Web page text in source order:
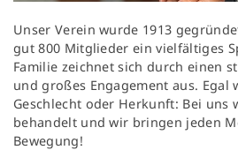
Unser Verein wurde 1913
gut 800 Mitglieder ein vielfältiges
Familie zeichnet sich durch einen
und großes Engagement aus. Egal
Geschlecht oder Herkunft: Bei uns
behandelt und wir bringen jeden
Bewegung!